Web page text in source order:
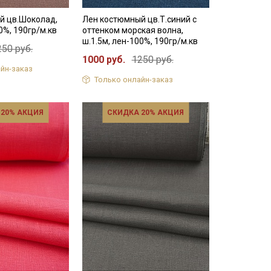
цв.Шоколад,
190гр/м.кв
руб.
заказ
Лен костюмный цв.Т.синий с
оттенком морская волна,
ш.1.5м, лен-100%, 190гр/м.кв
1000 руб. 1250 руб.
Только онлайн-заказ
АКЦИЯ СКИДКА 20% АКЦИЯ